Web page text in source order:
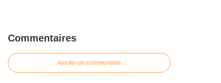
Commentaires
Ajouter un commentaire